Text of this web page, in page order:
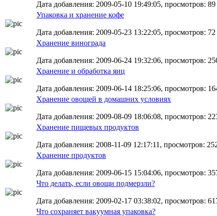
Дата добавления: 2009-05-10 19:49:05, просмотров: 89
Упаковка и хранение кофе
Дата добавления: 2009-05-23 13:22:05, просмотров: 72
Хранение винограда
Дата добавления: 2009-06-24 19:32:06, просмотров:
Хранение и обработка яиц
Дата добавления: 2009-06-14 18:25:06, просмотров:
Хранение овощей в домашних условиях
Дата добавления: 2009-08-09 18:06:08, просмотров:
Хранение пищевых продуктов
Дата добавления: 2008-11-09 12:17:11, просмотров:
Хранение продуктов
Дата добавления: 2009-06-15 15:04:06, просмотров:
Что делать, если овощи подмерзли?
Дата добавления: 2009-02-17 03:38:02, просмотров:
Что сохраняет вакуумная упаковка?